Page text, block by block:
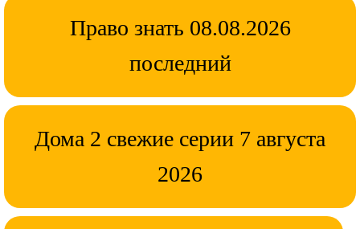
Право знать 08.08.2026
последний
Дома 2 свежие серии 7 августа
2026